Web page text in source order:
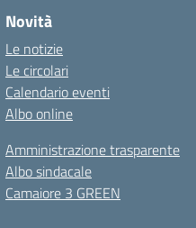
Novità
Le notizie
Le circolari
Calendario eventi
Albo online
Amministrazione trasparente
Albo sindacale
Camaiore 3 GREEN